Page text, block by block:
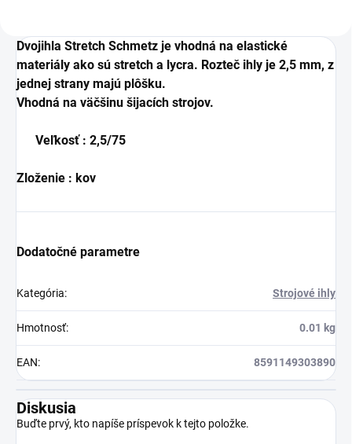
Dvojihla Stretch Schmetz je vhodná na elastické
materiály ako sú stretch a lycra. Rozteč ihly je 2,5 mm, z
jednej strany majú plôšku.
Vhodná na väčšinu šijacích strojov.
Veľkosť : 2,5/75
Zloženie : kov
Dodatočné parametre
Kategória: Strojové ihly
Hmotnosť: 0.01 kg
EAN: 8591149303890
Diskusia
Buďte prvý, kto napíše príspevok k tejto položke.